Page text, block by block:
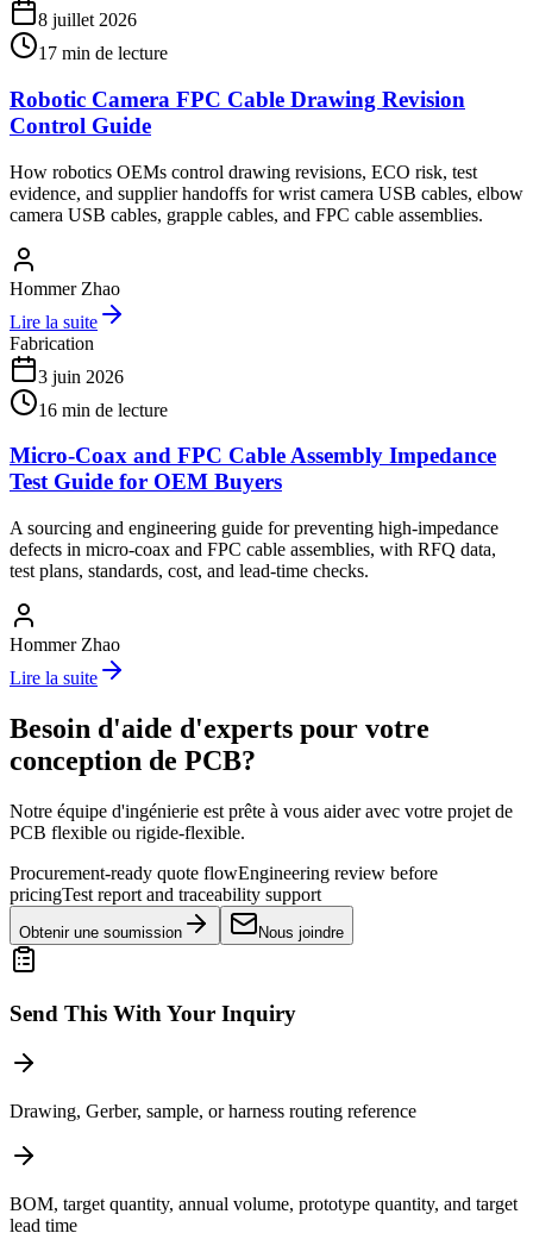
8 juillet 2026
17 min de lecture
Robotic Camera FPC Cable Drawing Revision
Control Guide
How robotics OEMs control drawing revisions, ECO risk, test
evidence, and supplier handoffs for wrist camera USB cables, elbow
camera USB cables, grapple cables, and FPC cable assemblies.
Hommer Zhao
Lire la suite
Fabrication
3 juin 2026
16 min de lecture
Micro-Coax and FPC Cable Assembly Impedance
Test Guide for OEM Buyers
A sourcing and engineering guide for preventing high-impedance
defects in micro-coax and FPC cable assemblies, with RFQ data,
test plans, standards, cost, and lead-time checks.
Hommer Zhao
Lire la suite
Besoin d'aide d'experts pour votre
conception de PCB?
Notre équipe d'ingénierie est prête à vous aider avec votre projet de
PCB flexible ou rigide-flexible.
Procurement-ready quote flowEngineering review before
pricingTest report and traceability support
Obtenir une soumission Nous joindre
Send This With Your Inquiry
Drawing, Gerber, sample, or harness routing reference
BOM, target quantity, annual volume, prototype quantity, and target
lead time